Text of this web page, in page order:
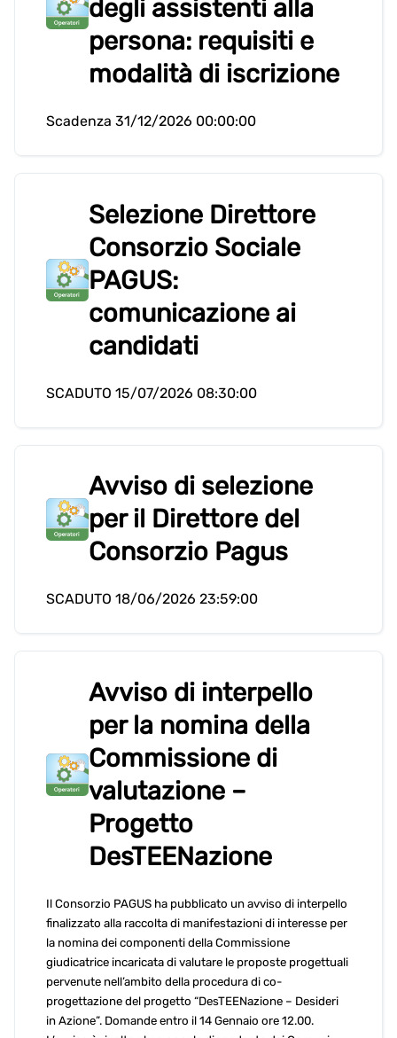
degli assistenti alla
persona: requisiti e
modalità di iscrizione
Scadenza 31/12/2026 00:00:00
Selezione Direttore
Consorzio Sociale
PAGUS:
comunicazione ai
candidati
SCADUTO 15/07/2026 08:30:00
Avviso di selezione
per il Direttore del
Consorzio Pagus
SCADUTO 18/06/2026 23:59:00
Avviso di interpello
per la nomina della
Commissione di
valutazione –
Progetto
DesTEENazione
Il Consorzio PAGUS ha pubblicato un avviso di interpello
finalizzato alla raccolta di manifestazioni di interesse per
la nomina dei componenti della Commissione
giudicatrice incaricata di valutare le proposte progettuali
pervenute nell’ambito della procedura di co-
progettazione del progetto “DesTEENazione – Desideri
in Azione”. Domande entro il 14 Gennaio ore 12.00.